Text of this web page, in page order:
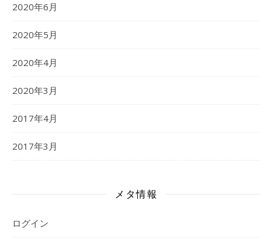
2020年6月
2020年5月
2020年4月
2020年3月
2017年4月
2017年3月
メタ情報
ログイン